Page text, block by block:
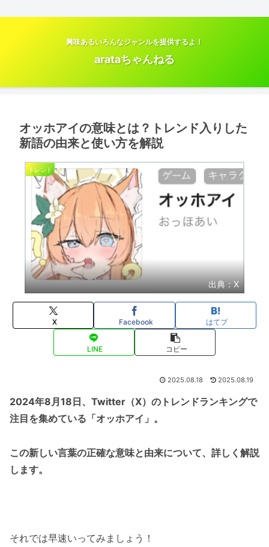
興味あるいろんなジャンルを提供するよ！
arataちゃんねる
オッホアイの意味とは？トレンド入りした
新語の由来と使い方を解説
トレンド
出典：X
X Facebook はてブ
LINE コピー
2025.08.18 2025.08.19
2024年8月18日、Twitter（X）のトレンドランキングで
注目を集めている「オッホアイ」。
この新しい言葉の正確な意味と由来について、詳しく解説
します。
それでは早速いってみましょう！